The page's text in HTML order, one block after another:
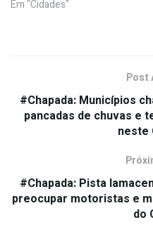
Em "Cidades"
Post
#Chapada: Municípios
pancadas de chuvas e
neste
#Chapada: Pista
preocupar motoristas e
do